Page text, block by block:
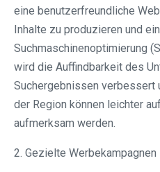
eine benutzerfreundliche
Inhalte zu produzieren und
Suchmaschinenoptimierung
wird die Auffindbarkeit des
Suchergebnissen verbessert
der Region können leichter
aufmerksam werden.
2. Gezielte Werbekampagnen